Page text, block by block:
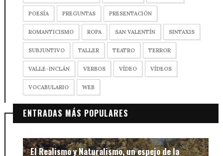
POESÍA PREGUNTAS PRESENTACIÓN
ROMANTICISMO ROPA SAN VALENTÍN SINTAXIS
SUBJUNTIVO TALLER TEATRO TERROR
VALLE-INCLÁN VERBOS VÍDEO VÍDEOS
VOCABULARIO WEB
ENTRADAS MÁS POPULARES
El Realismo y Naturalismo, un espejo de la